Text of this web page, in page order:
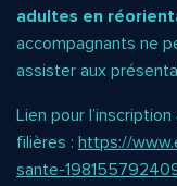
adultes en
accompagnants ne
assister aux
Lien pour
filières : https://
sante-